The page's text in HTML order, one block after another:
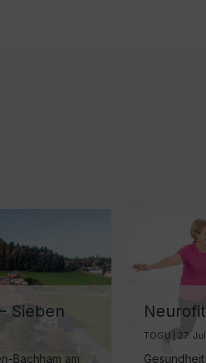
Sieben
Bachham am
in der
TOGU | 27.